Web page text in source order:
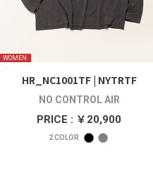
WOMEN
HR_NC1001TF | NYTRTF
NO CONTROL AIR
PRICE : ￥20,900
2COLOR